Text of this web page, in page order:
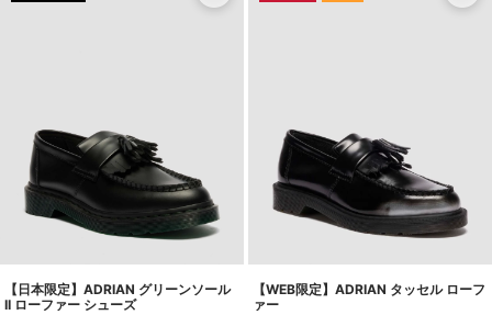
【日本限定】ADRIAN グリーンソール
II ローファー シューズ
【WEB限定】ADRIAN タッセル ローフ
ァー